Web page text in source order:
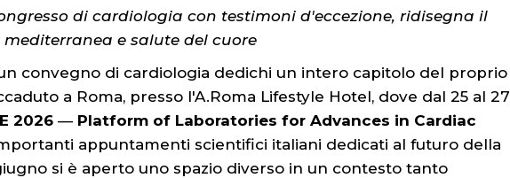
di cardiologia con testimoni d'eccezione, ridisegna il
e salute del cuore
convegno di cardiologia dedichi un intero capitolo del proprio
a Roma, presso l'A.Roma Lifestyle Hotel, dove dal 25 al 27
2026 — Platform of Laboratories for Advances in Cardiac
appuntamenti scientifici italiani dedicati al futuro della
si è aperto uno spazio diverso in un contesto tanto